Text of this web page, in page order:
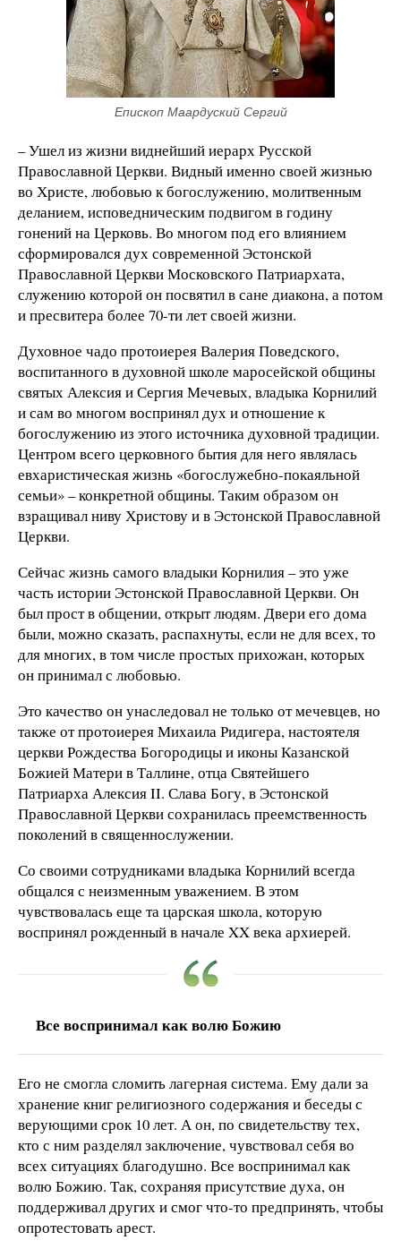
Епископ Маардуский Сергий
– Ушел из жизни виднейший иерарх Русской
Православной Церкви. Видный именно своей жизнью
во Христе, любовью к богослужению, молитвенным
деланием, исповедническим подвигом в годину
гонений на Церковь. Во многом под его влиянием
сформировался дух современной Эстонской
Православной Церкви Московского Патриархата,
служению которой он посвятил в сане диакона, а потом
и пресвитера более 70-ти лет своей жизни.
Духовное чадо протоиерея Валерия Поведского,
воспитанного в духовной школе маросейской общины
святых Алексия и Сергия Мечевых, владыка Корнилий
и сам во многом воспринял дух и отношение к
богослужению из этого источника духовной традиции.
Центром всего церковного бытия для него являлась
евхаристическая жизнь «богослужебно-покаяльной
семьи» – конкретной общины. Таким образом он
взращивал ниву Христову и в Эстонской Православной
Церкви.
Сейчас жизнь самого владыки Корнилия – это уже
часть истории Эстонской Православной Церкви. Он
был прост в общении, открыт людям. Двери его дома
были, можно сказать, распахнуты, если не для всех, то
для многих, в том числе простых прихожан, которых
он принимал с любовью.
Это качество он унаследовал не только от мечевцев, но
также от протоиерея Михаила Ридигера, настоятеля
церкви Рождества Богородицы и иконы Казанской
Божией Матери в Таллине, отца Святейшего
Патриарха Алексия II. Слава Богу, в Эстонской
Православной Церкви сохранилась преемственность
поколений в священнослужении.
Со своими сотрудниками владыка Корнилий всегда
общался с неизменным уважением. В этом
чувствовалась еще та царская школа, которую
воспринял рожденный в начале XX века архиерей.
Все воспринимал как волю Божию
Его не смогла сломить лагерная система. Ему дали за
хранение книг религиозного содержания и беседы с
верующими срок 10 лет. А он, по свидетельству тех,
кто с ним разделял заключение, чувствовал себя во
всех ситуациях благодушно. Все воспринимал как
волю Божию. Так, сохраняя присутствие духа, он
поддерживал других и смог что-то предпринять, чтобы
опротестовать арест.